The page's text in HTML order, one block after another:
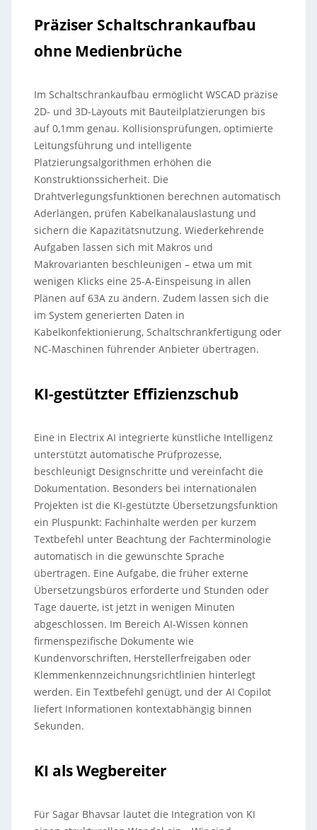
Präziser Schaltschrankaufbau
ohne Medienbrüche
Im Schaltschrankaufbau ermöglicht WSCAD präzise
2D- und 3D-Layouts mit Bauteilplatzierungen bis
auf 0,1mm genau. Kollisionsprüfungen, optimierte
Leitungsführung und intelligente
Platzierungsalgorithmen erhöhen die
Konstruktionssicherheit. Die
Drahtverlegungsfunktionen berechnen automatisch
Aderlängen, prüfen Kabelkanalauslastung und
sichern die Kapazitätsnutzung. Wiederkehrende
Aufgaben lassen sich mit Makros und
Makrovarianten beschleunigen – etwa um mit
wenigen Klicks eine 25-A-Einspeisung in allen
Plänen auf 63A zu ändern. Zudem lassen sich die
im System generierten Daten in
Kabelkonfektionierung, Schaltschrankfertigung oder
NC-Maschinen führender Anbieter übertragen.
KI-gestützter Effizienzschub
Eine in Electrix AI integrierte künstliche Intelligenz
unterstützt automatische Prüfprozesse,
beschleunigt Designschritte und vereinfacht die
Dokumentation. Besonders bei internationalen
Projekten ist die KI-gestützte Übersetzungsfunktion
ein Pluspunkt: Fachinhalte werden per kurzem
Textbefehl unter Beachtung der Fachterminologie
automatisch in die gewünschte Sprache
übertragen. Eine Aufgabe, die früher externe
Übersetzungsbüros erforderte und Stunden oder
Tage dauerte, ist jetzt in wenigen Minuten
abgeschlossen. Im Bereich AI-Wissen können
firmenspezifische Dokumente wie
Kundenvorschriften, Herstellerfreigaben oder
Klemmenkennzeichnungsrichtlinien hinterlegt
werden. Ein Textbefehl genügt, und der AI Copilot
liefert Informationen kontextabhängig binnen
Sekunden.
KI als Wegbereiter
Für Sagar Bhavsar läutet die Integration von KI